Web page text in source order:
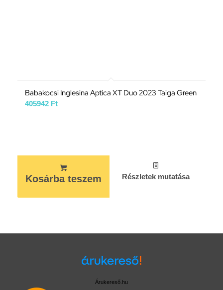
Babakocsi Inglesina Aptica XT Duo 2023 Taiga Green
405942 Ft
Kosárba teszem Részletek mutatása
Árukereső.hu